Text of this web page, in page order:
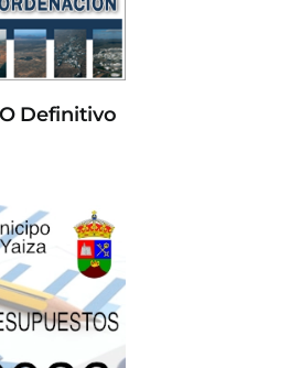
Definitivo